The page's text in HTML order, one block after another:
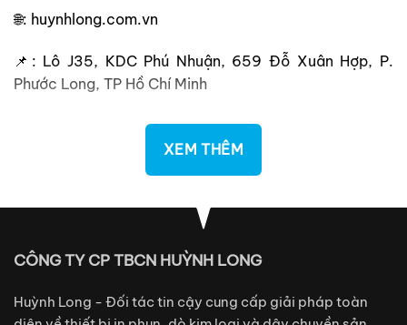
🌐: huynhlong.com.vn
📌: Lô J35, KDC Phú Nhuận, 659 Đỗ Xuân Hợp, P.
Phước Long, TP Hồ Chí Minh
XEM THÊM
CÔNG TY CP TBCN HUỲNH LONG
Huỳnh Long - Đối tác tin cậy cung cấp giải pháp toàn